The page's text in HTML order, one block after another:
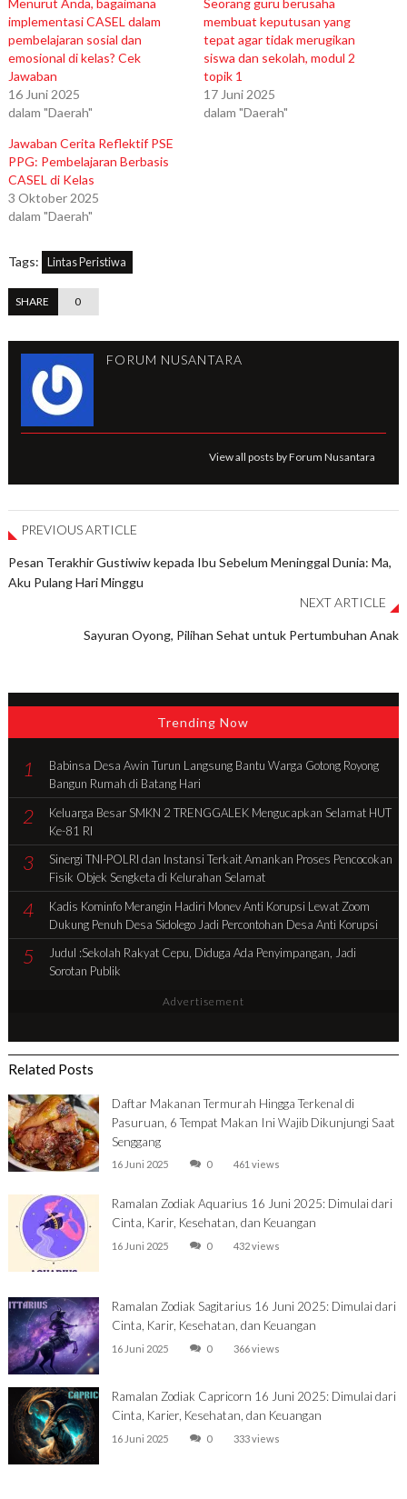
Menurut Anda, bagaimana
implementasi CASEL dalam
pembelajaran sosial dan
emosional di kelas? Cek
Jawaban
16 Juni 2025
dalam "Daerah"
Seorang guru berusaha
membuat keputusan yang
tepat agar tidak merugikan
siswa dan sekolah, modul 2
topik 1
17 Juni 2025
dalam "Daerah"
Jawaban Cerita Reflektif PSE
PPG: Pembelajaran Berbasis
CASEL di Kelas
3 Oktober 2025
dalam "Daerah"
Tags: Lintas Peristiwa
SHARE 0
FORUM NUSANTARA
View all posts by Forum Nusantara
PREVIOUS ARTICLE
Pesan Terakhir Gustiwiw kepada Ibu Sebelum Meninggal Dunia: Ma,
Aku Pulang Hari Minggu
NEXT ARTICLE
Sayuran Oyong, Pilihan Sehat untuk Pertumbuhan Anak
Trending Now
1
Babinsa Desa Awin Turun Langsung Bantu Warga Gotong Royong
Bangun Rumah di Batang Hari
2
Keluarga Besar SMKN 2 TRENGGALEK Mengucapkan Selamat HUT
Ke-81 RI
3
Sinergi TNI-POLRI dan Instansi Terkait Amankan Proses Pencocokan
Fisik Objek Sengketa di Kelurahan Selamat
4
Kadis Kominfo Merangin Hadiri Monev Anti Korupsi Lewat Zoom
Dukung Penuh Desa Sidolego Jadi Percontohan Desa Anti Korupsi
5
Judul :Sekolah Rakyat Cepu, Diduga Ada Penyimpangan, Jadi
Sorotan Publik
Advertisement
Related Posts
Daftar Makanan Termurah Hingga Terkenal di
Pasuruan, 6 Tempat Makan Ini Wajib Dikunjungi Saat
Senggang
16 Juni 2025 0 461 views
Ramalan Zodiak Aquarius 16 Juni 2025: Dimulai dari
Cinta, Karir, Kesehatan, dan Keuangan
16 Juni 2025 0 432 views
Ramalan Zodiak Sagitarius 16 Juni 2025: Dimulai dari
Cinta, Karir, Kesehatan, dan Keuangan
16 Juni 2025 0 366 views
Ramalan Zodiak Capricorn 16 Juni 2025: Dimulai dari
Cinta, Karier, Kesehatan, dan Keuangan
16 Juni 2025 0 333 views